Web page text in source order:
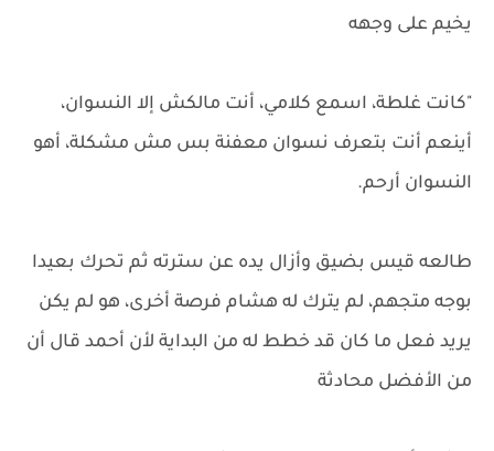
يخيم على وجهه
"كانت غلطة، اسمع كلامي، أنت مالكش إلا النسوان،
أينعم أنت بتعرف نسوان معفنة بس مش مشكلة، أهو
النسوان أرحم.
طالعه قيس بضيق وأزال يده عن سترته ثم تحرك بعيدا
بوجه متجهم، لم يترك له هشام فرصة أخرى، هو لم يكن
يريد فعل ما كان قد خطط له من البداية لأن أحمد قال أن
من الأفضل محادثة